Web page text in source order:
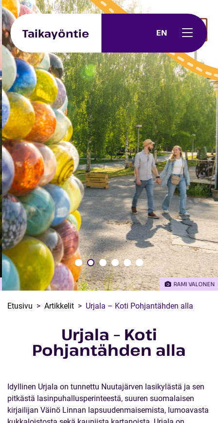
Skip to content
Taikayöntie EN
RAMI VALONEN
Etusivu Artikkelit Urjala – Koti Pohjantähden alla
Urjala – Koti
Pohjantähden alla
Idyllinen Urjala on tunnettu Nuutajärven lasikylästä ja sen
pitkästä lasinpuhallusperinteestä, suuren suomalaisen
kirjailijan Väinö Linnan lapsuudenmaisemista, lumoavasta